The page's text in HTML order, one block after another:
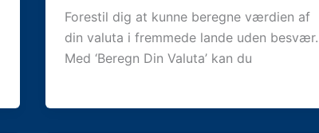
Forestil dig at kunne beregne værdien af
din valuta i fremmede lande uden besvær.
Med ‘Beregn Din Valuta’ kan du